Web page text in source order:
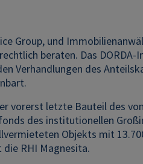
Group, und
beraten. Das
Verhandlungen des
vorerst letzte Bauteil des
des institutionellen
Objekts mit
RHI Magnesita.